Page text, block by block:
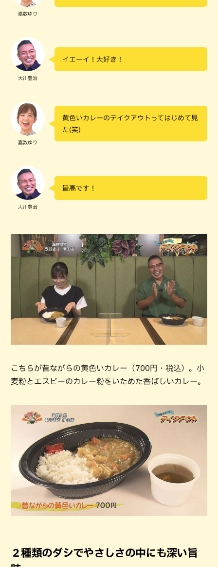
嘉数ゆり
大川豊治
イエーイ！大好き！
嘉数ゆり
黄色いカレーのテイクアウトってはじめて見
た(笑)
大川豊治
最高です！
こちらが昔ながらの黄色いカレー（700円・税込）。小
麦粉とエスビーのカレー粉をいためた香ばしいカレー。
２種類のダシでやさしさの中にも深い旨